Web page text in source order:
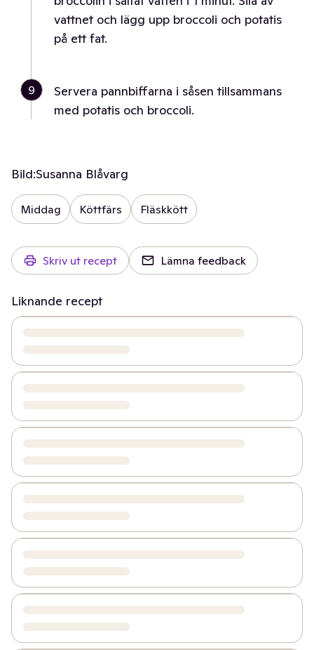
vattnet och lägg upp broccoli och potatis
på ett fat.
9
Servera pannbiffarna i såsen tillsammans
med potatis och broccoli.
Bild:Susanna Blåvarg
Middag Köttfärs Fläskkött
Skriv ut recept Lämna feedback
Liknande recept